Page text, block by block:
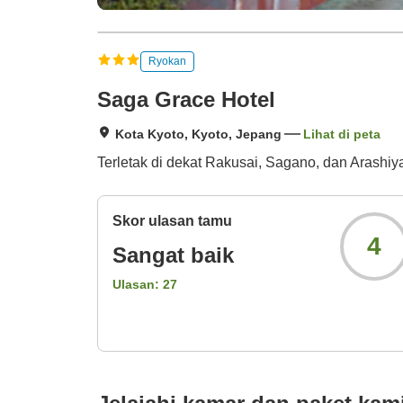
Ryokan
Saga Grace Hotel
Kota Kyoto, Kyoto, Jepang Lihat di peta
Terletak di dekat Rakusai, Sagano, dan
Skor ulasan tamu
Sangat baik
Ulasan: 27
4